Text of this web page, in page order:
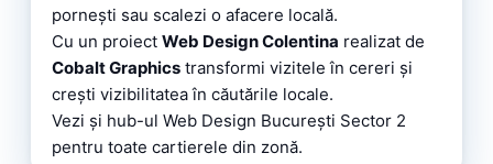
pornești sau scalezi o afacere locală.
Cu un proiect Web Design Colentina realizat de
Cobalt Graphics transformi vizitele în cereri și
crești vizibilitatea în căutările locale.
Vezi și hub-ul Web Design București Sector 2
pentru toate cartierele din zonă.